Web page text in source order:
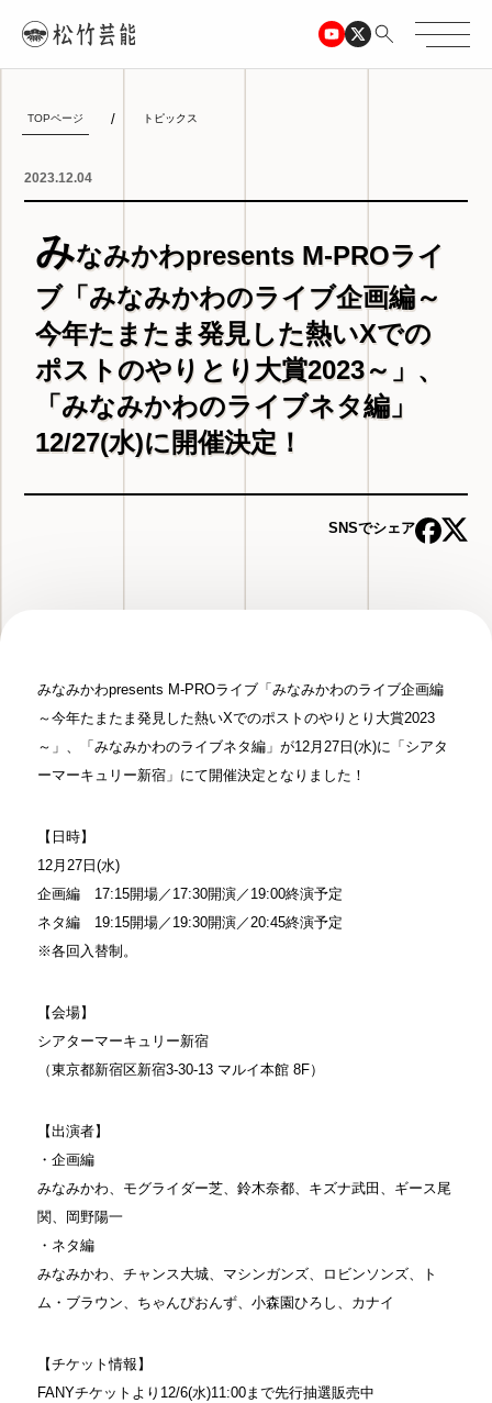
TOPページ トピックス
2023.12.04
みなみかわpresents M-PROライ
ブ「みなみかわのライブ企画編～
今年たまたま発見した熱いXでの
ポストのやりとり大賞2023～」、
「みなみかわのライブネタ編」
12/27(水)に開催決定！
SNSでシェア
みなみかわpresents M-PROライブ「みなみかわのライブ企画編
～今年たまたま発見した熱いXでのポストのやりとり大賞2023
～」、「みなみかわのライブネタ編」が12月27日(水)に「シアタ
ーマーキュリー新宿」にて開催決定となりました！
【日時】
12月27日(水)
企画編 17:15開場／17:30開演／19:00終演予定
ネタ編 19:15開場／19:30開演／20:45終演予定
※各回入替制。
【会場】
シアターマーキュリー新宿
（東京都新宿区新宿3-30-13 マルイ本館 8F）
【出演者】
・企画編
みなみかわ、モグライダー芝、鈴木奈都、キズナ武田、ギース尾
関、岡野陽一
・ネタ編
みなみかわ、チャンス大城、マシンガンズ、ロビンソンズ、ト
ム・ブラウン、ちゃんぴおんず、小森園ひろし、カナイ
【チケット情報】
FANYチケットより12/6(水)11:00まで先行抽選販売中